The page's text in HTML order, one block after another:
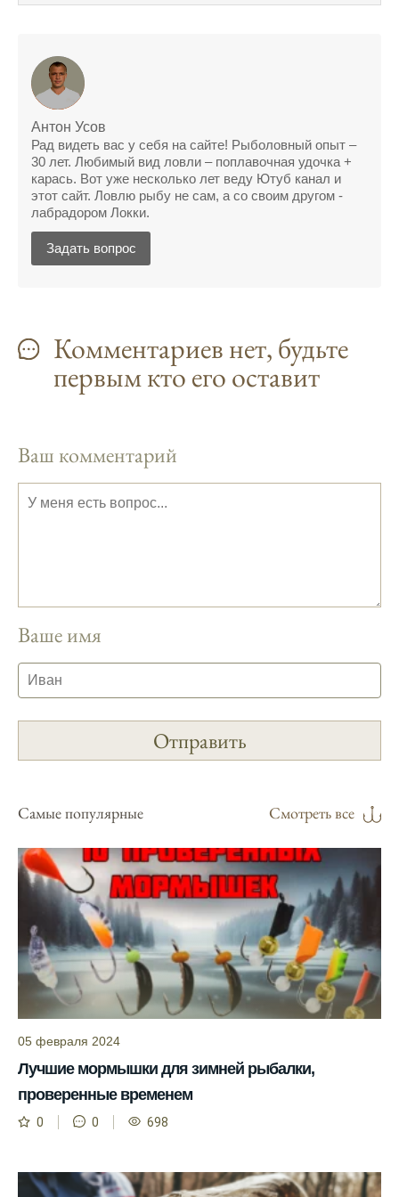
полной ерундой, ни одной рыбы не поймал
Поймал всего одну рыбу, несмотря на
"удачный" прогноз клева, разочарован
Сегодняшний прогноз клева позволил мне
успешно поймать крупную щуку.
Прогноз клева на рыбалку на следующую
неделю обещает хорошие результаты.
Благодаря лунному календарю и прогнозу
узнать точный прогноз клева на
ближайшие дни.
Прогноз клева на год вперед помогает мне
На рыболовном форуме, я нашел много
полезной информации о факторах,
влияющих на клев рыбы.
фазах луны и их влиянии на активность
выбирать лучшие дни для рыбалки в
Москве и области.
С приложением можно получить прогноз
клева на ближайшие сутки.
Узнайте, какие факторы влияют на
активность рыбы и как их учитывать в
прогнозе клева.
Прогноз клева учитывает изменения
температуры воды, что делает его более
Сегодня у меня был успешный клев, и это
Прогноз клева на сайте всегда актуален и
Антон Усов
Рад видеть вас у себя на сайте! Рыболовный опыт –
30 лет. Любимый вид ловли – поплавочная удочка +
карась. Вот уже несколько лет веду Ютуб канал и
этот сайт. Ловлю рыбу не сам, а со своим другом -
лабрадором Локки.
Задать вопрос
Комментариев нет, будьте
первым кто его оставит
Ваш комментарий
Ваше имя
Самые популярные Смотреть все
05 февраля 2024
Лучшие мормышки для зимней рыбалки,
проверенные временем
0 0 698